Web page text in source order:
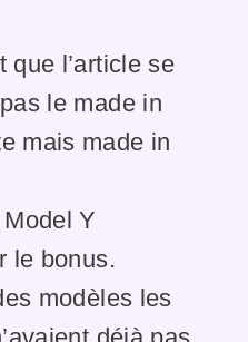
que l’article se
le made in
mais made in
Y
le bonus.
modèles les